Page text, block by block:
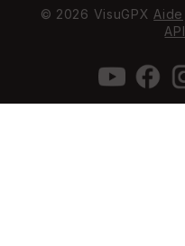
© 2026 VisuGPX Aide
API